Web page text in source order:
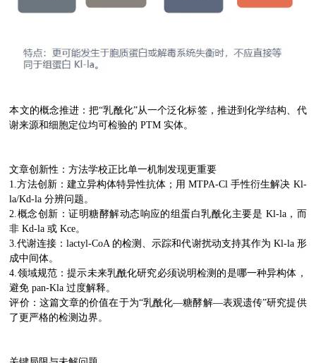
本文的概念推进：把“乳酰化”从一个泛化标签，推进到化学结构、代
谢来源和细胞定位均可检验的 PTM 实体。
文章创新性：方法学校正比单一机制发现更重要
1.方法创新：建立异构体特异性抗体；用 MTPA-Cl 手性衍生解决 Kl-
la/Kd-la 分辨问题。
2.概念创新：证明糖酵解动态响应的组蛋白乳酰化主要是 Kl-la，而
非 Kd-la 或 Kce。
3.代谢连接：lactyl-CoA 的检测、示踪和代谢扰动支持其作为 Kl-la 形
成中间体。
4.领域规范：提示未来乳酰化研究必须说明检测的是哪一种异构体，
避免 pan-Kla 过度解释。
评价：这篇文章的价值在于为“乳酰化—糖酵解—表观遗传”研究提供
了更严格的检测边界。